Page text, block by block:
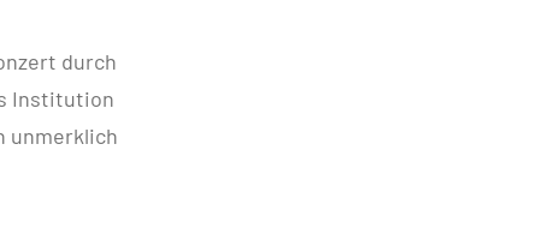
durch
Institution
unmerklich